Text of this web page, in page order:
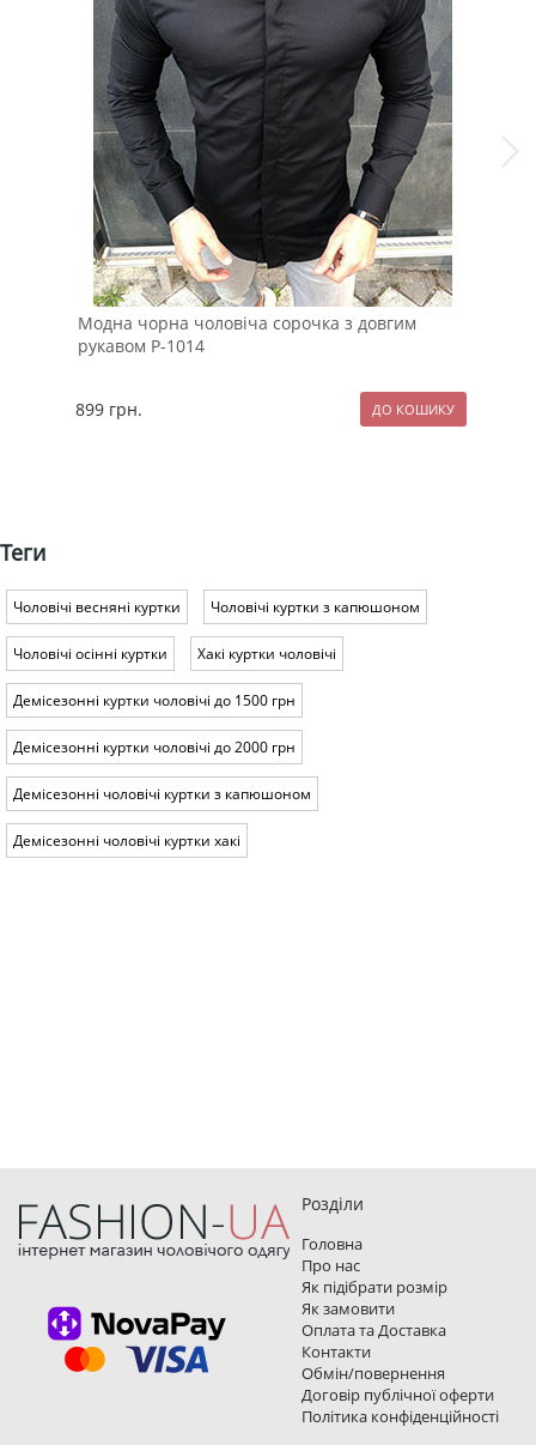
Модна чорна чоловіча сорочка з довгим
рукавом Р-1014
899 грн.
Теги
Чоловічі весняні куртки Чоловічі куртки з капюшоном
Чоловічі осінні куртки Хакі куртки чоловічі
Демісезонні куртки чоловічі до 1500 грн
Демісезонні куртки чоловічі до 2000 грн
Демісезонні чоловічі куртки з капюшоном
Демісезонні чоловічі куртки хакі
Розділи
Головна
Про нас
Як підібрати розмір
Як замовити
Оплата та Доставка
Контакти
Обмін/повернення
Договір публічної оферти
Політика конфіденційності